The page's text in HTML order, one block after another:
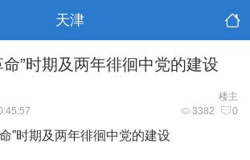
天津
命”时期及两年徘徊中党的建设
楼主
3382 0
”时期及两年徘徊中党的建设